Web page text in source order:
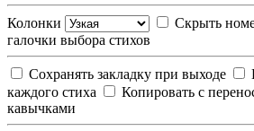
Колонки Скрыть
галочки выбора стихов
Сохранять закладку при выходе
каждого стиха
Копировать с
кавычками